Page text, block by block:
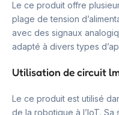
Le ce produit offre
plage de tension
avec des signaux
adapté à divers types
Utilisation de circuit
Le ce produit est utilisé
de la robotique à l’IoT. Sa